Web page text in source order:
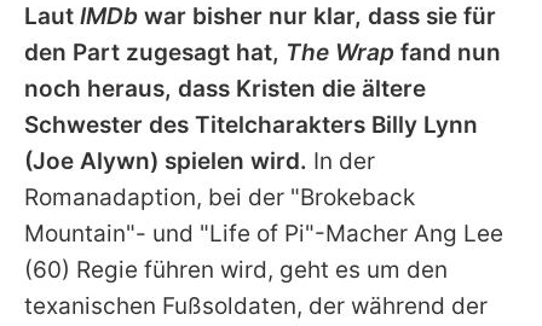
Laut IMDb war bisher nur klar, dass sie für
den Part zugesagt hat, The Wrap fand nun
noch heraus, dass Kristen die ältere
Schwester des Titelcharakters Billy Lynn
(Joe Alywn) spielen wird. In der
Romanadaption, bei der "Brokeback
Mountain"- und "Life of Pi"-Macher Ang Lee
(60) Regie führen wird, geht es um den
texanischen Fußsoldaten, der während der